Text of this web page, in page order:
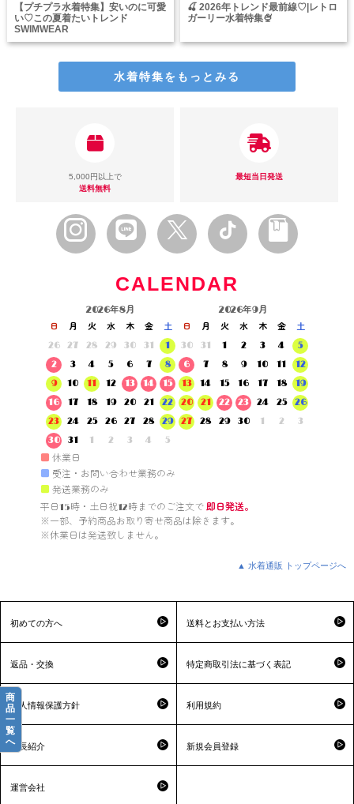
商
品
一
覧
へ
【プチプラ水着特集】安いのに可愛
い♡この夏着たいトレンド
SWIMWEAR
🍒 2026年トレンド最前線♡|レトロ
ガーリー水着特集🍨
水着特集をもっとみる
5,000円以上で
送料無料
最短当日発送
CALENDAR
2026年8月
日 月 火 水 木 金
土
26
27 28 29 30 31
1
2
3 4 5 6 7
8
9
10 11 12 13 14
15
16
17 18 19 20 21
22
23
24 25 26 27 28
29
30
31 1 2 3 4 5
2026年9月
日 月 火 水 木 金
土
30
31 1 2 3 4
5
6
7 8 9 10 11
12
13
14 15 16 17 18
19
20
21 22 23 24 25
26
27
28 29 30 1 2 3
■ 休業日
■ 受注・お問い合わせ業務のみ
■ 発送業務のみ
平日15時・土日祝12時までのご注文で 即日発送。
※一部、予約商品お取り寄せ商品は除きます。
※休業日は発送致しません。
▲ 水着通販 トップページへ
初めての方へ 送料とお支払い方法
返品・交換 特定商取引法に基づく表記
個人情報保護方針 利用規約
店長紹介 新規会員登録
運営会社